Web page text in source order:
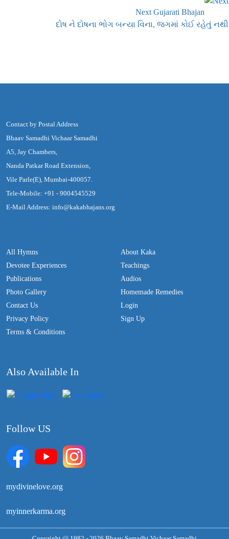
Next Gujarati Bhajan
દોષ ને દોષના ભોગ બન્યા વિના, જગમાં કોઈ રહેતું નથી
Contact by Postal Address
Bhaav Samadhi Vichaar Samadhi
A5, Jay Chambers,
Nanda Patkar Road Extension,
Vile Parle(E), Mumbai-400057.
Tele-Mobile: +91 - 9004545529
E-Mail Address: info@kakabhajans.org
All Hymns
Devotee Experiences
Publications
Photo Gallery
Contact Us
Privacy Policy
Terms & Conditions
About Kaka
Teachings
Audios
Homemade Remedies
Login
Sign Up
Also Available In
Follow US
mydivinelove.org
myinnerkarma.org